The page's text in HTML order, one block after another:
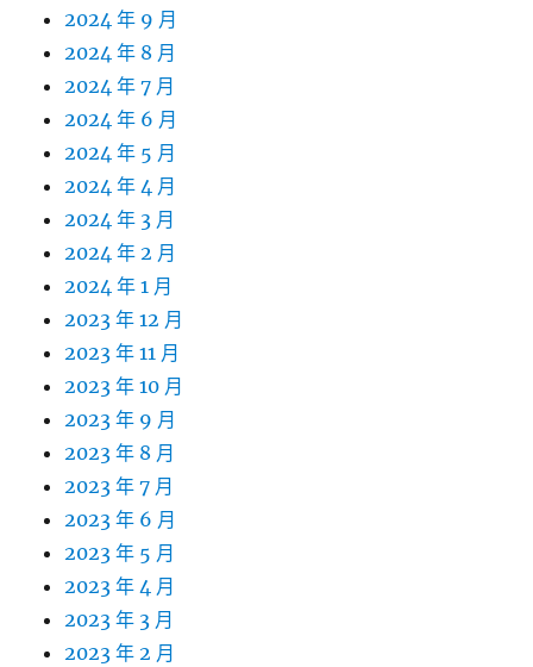
2024 年 9 月
2024 年 8 月
2024 年 7 月
2024 年 6 月
2024 年 5 月
2024 年 4 月
2024 年 3 月
2024 年 2 月
2024 年 1 月
2023 年 12 月
2023 年 11 月
2023 年 10 月
2023 年 9 月
2023 年 8 月
2023 年 7 月
2023 年 6 月
2023 年 5 月
2023 年 4 月
2023 年 3 月
2023 年 2 月